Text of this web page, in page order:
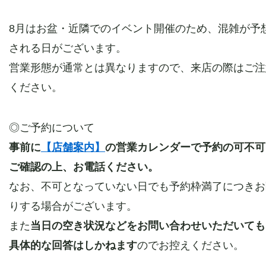
お問い合わせ
8月はお盆・近隣でのイベント開催のため、混雑が予
される日がございます。
営業形態が通常とは異なりますので、来店の際はご
ください。
◎ご予約について
事前に 【店舗案内】 の営業カレンダーで予約の可不
ご確認の上、お電話ください。
なお、不可となっていない日でも予約枠満了につき
りする場合がございます。
また当日の空き状況などをお問い合わせいただいて
具体的な回答はしかねますのでお控えください。